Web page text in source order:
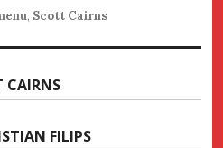
, Scott Cairns
CAIRNS
FILIPS